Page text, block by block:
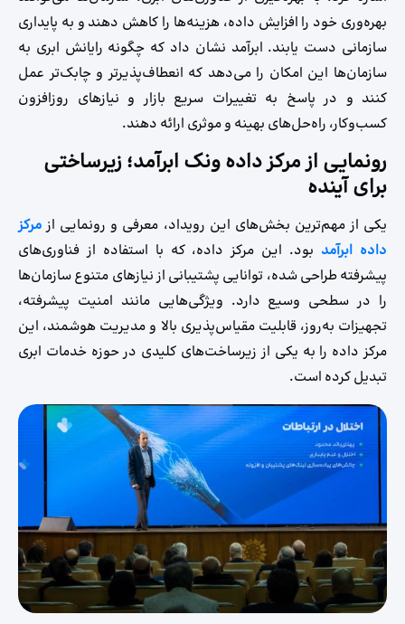
بهره‌وری خود را افزایش داده، هزینه‌ها را کاهش دهند و به پایداری
سازمانی دست یابند. ابرآمد نشان داد که چگونه رایانش ابری به
سازمان‌ها این امکان را می‌دهد که انعطاف‌پذیرتر و چابک‌تر عمل
کنند و در پاسخ به تغییرات سریع بازار و نیازهای روزافزون
کسب‌وکار، راه‌حل‌های بهینه و موثری ارائه دهند.
رونمایی از مرکز داده ونک ابرآمد؛ زیرساختی
برای آینده
یکی از مهم‌ترین بخش‌های این رویداد، معرفی و رونمایی ازمرکز
داده ابرآمد بود. این مرکز داده، که با استفاده از فناوری‌های
پیشرفته طراحی شده، توانایی پشتیبانی از نیازهای متنوع سازمان‌ها
را در سطحی وسیع دارد. ویژگی‌هایی مانند امنیت پیشرفته،
تجهیزات به‌روز، قابلیت مقیاس‌پذیری بالا و مدیریت هوشمند، این
مرکز داده را به یکی از زیرساخت‌های کلیدی در حوزه خدمات ابری
تبدیل کرده است.